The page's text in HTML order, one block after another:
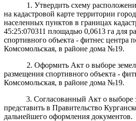
1. Утвердить схему
на кадастровой карте территории
населенных пунктов в границах
45:25:070311 площадью 0,0613 га для
спортивного объекта - фитнес центра
Комсомольская, в районе дома №19.
2. Оформить Акт о выборе
размещения спортивного объекта -
Комсомольская, в районе дома №19.
3. Согласованный Акт о выборе
представить в Правительство
дальнейшего оформления документов.